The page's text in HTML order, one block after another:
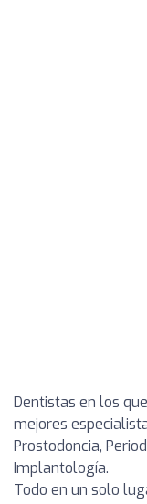
Dentistas en los
mejores
Prostodoncia,
Implantología.
Todo en un solo